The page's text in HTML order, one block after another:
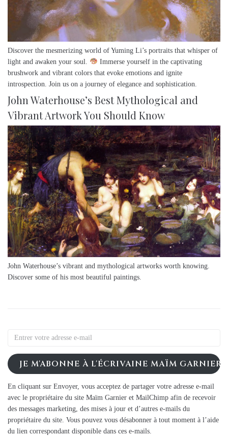
Discover the mesmerizing world of Yuming Li’s portraits that whisper of
light and awaken your soul.
Immerse yourself in the captivating
brushwork and vibrant colors that evoke emotions and ignite
introspection. Join us on a journey of elegance and sophistication.
John Waterhouse’s Best Mythological and
Vibrant Artwork You Should Know
John Waterhouse’s vibrant and mythological artworks worth knowing.
Discover some of his most beautiful paintings.
JE M'ABONNE À L'ÉCRIVAINE MAÏM GARNIER
En cliquant sur Envoyer, vous acceptez de partager votre adresse e-mail
avec le propriétaire du site Maïm Garnier et MailChimp afin de recevoir
des messages marketing, des mises à jour et d’autres e-mails du
propriétaire du site. Vous pouvez vous désabonner à tout moment à l’aide
du lien correspondant disponible dans ces e-mails.